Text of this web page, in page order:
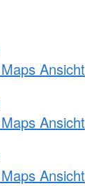
Ansicht
Ansicht
Ansicht